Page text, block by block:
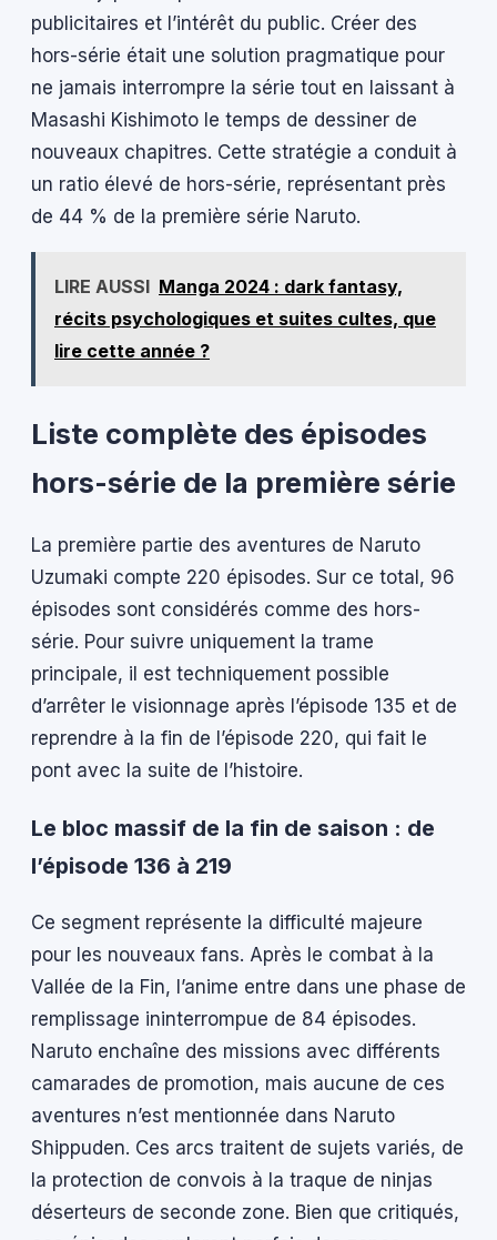
publicitaires et l’intérêt du public. Créer des
hors-série était une solution pragmatique pour
ne jamais interrompre la série tout en laissant à
Masashi Kishimoto le temps de dessiner de
nouveaux chapitres. Cette stratégie a conduit à
un ratio élevé de hors-série, représentant près
de 44 % de la première série Naruto.
LIRE AUSSI Manga 2024 : dark fantasy,
récits psychologiques et suites cultes, que
lire cette année ?
Liste complète des épisodes
hors-série de la première série
La première partie des aventures de Naruto
Uzumaki compte 220 épisodes. Sur ce total, 96
épisodes sont considérés comme des hors-
série. Pour suivre uniquement la trame
principale, il est techniquement possible
d’arrêter le visionnage après l’épisode 135 et de
reprendre à la fin de l’épisode 220, qui fait le
pont avec la suite de l’histoire.
Le bloc massif de la fin de saison : de
l’épisode 136 à 219
Ce segment représente la difficulté majeure
pour les nouveaux fans. Après le combat à la
Vallée de la Fin, l’anime entre dans une phase de
remplissage ininterrompue de 84 épisodes.
Naruto enchaîne des missions avec différents
camarades de promotion, mais aucune de ces
aventures n’est mentionnée dans Naruto
Shippuden. Ces arcs traitent de sujets variés, de
la protection de convois à la traque de ninjas
déserteurs de seconde zone. Bien que critiqués,